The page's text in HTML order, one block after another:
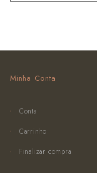
Minha Conta
Conta
Carrinho
Finalizar compra